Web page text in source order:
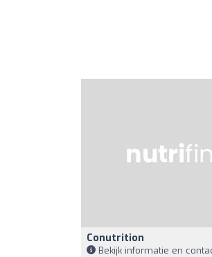
Conutrition
Bekijk informatie en